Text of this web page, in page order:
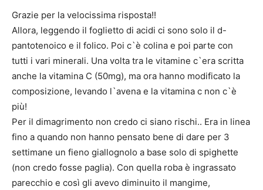
Grazie per la velocissima risposta!!
Allora, leggendo il foglietto di acidi ci sono solo il d-
pantotenoico e il folico. Poi c`è colina e poi parte con
tutti i vari minerali. Una volta tra le vitamine c`era scritta
anche la vitamina C (50mg), ma ora hanno modificato la
composizione, levando l`avena e la vitamina c non c`è
più!
Per il dimagrimento non credo ci siano rischi.. Era in linea
fino a quando non hanno pensato bene di dare per 3
settimane un fieno giallognolo a base solo di spighette
(non credo fosse paglia). Con quella roba è ingrassato
parecchio e così gli avevo diminuito il mangime,